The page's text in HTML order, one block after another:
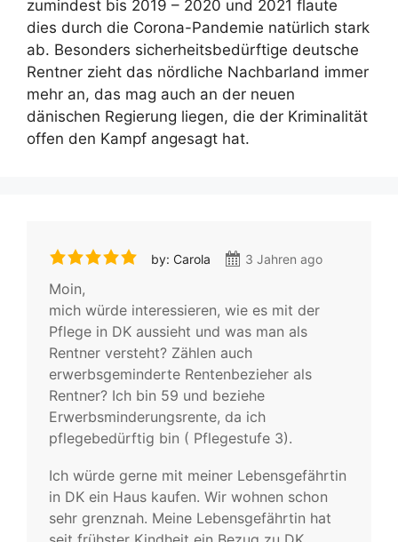
zumindest bis 2019 – 2020 und 2021 flaute
dies durch die Corona-Pandemie natürlich stark
ab. Besonders sicherheitsbedürftige deutsche
Rentner zieht das nördliche Nachbarland immer
mehr an, das mag auch an der neuen
dänischen Regierung liegen, die der Kriminalität
offen den Kampf angesagt hat.
by: Carola 3 Jahren ago
Moin,
mich würde interessieren, wie es mit der
Pflege in DK aussieht und was man als
Rentner versteht? Zählen auch
erwerbsgeminderte Rentenbezieher als
Rentner? Ich bin 59 und beziehe
Erwerbsminderungsrente, da ich
pflegebedürftig bin ( Pflegestufe 3).
Ich würde gerne mit meiner Lebensgefährtin
in DK ein Haus kaufen. Wir wohnen schon
sehr grenznah. Meine Lebensgefährtin hat